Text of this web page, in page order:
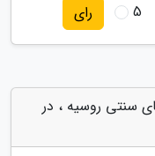
5 رای
سنتی روسیه ، در